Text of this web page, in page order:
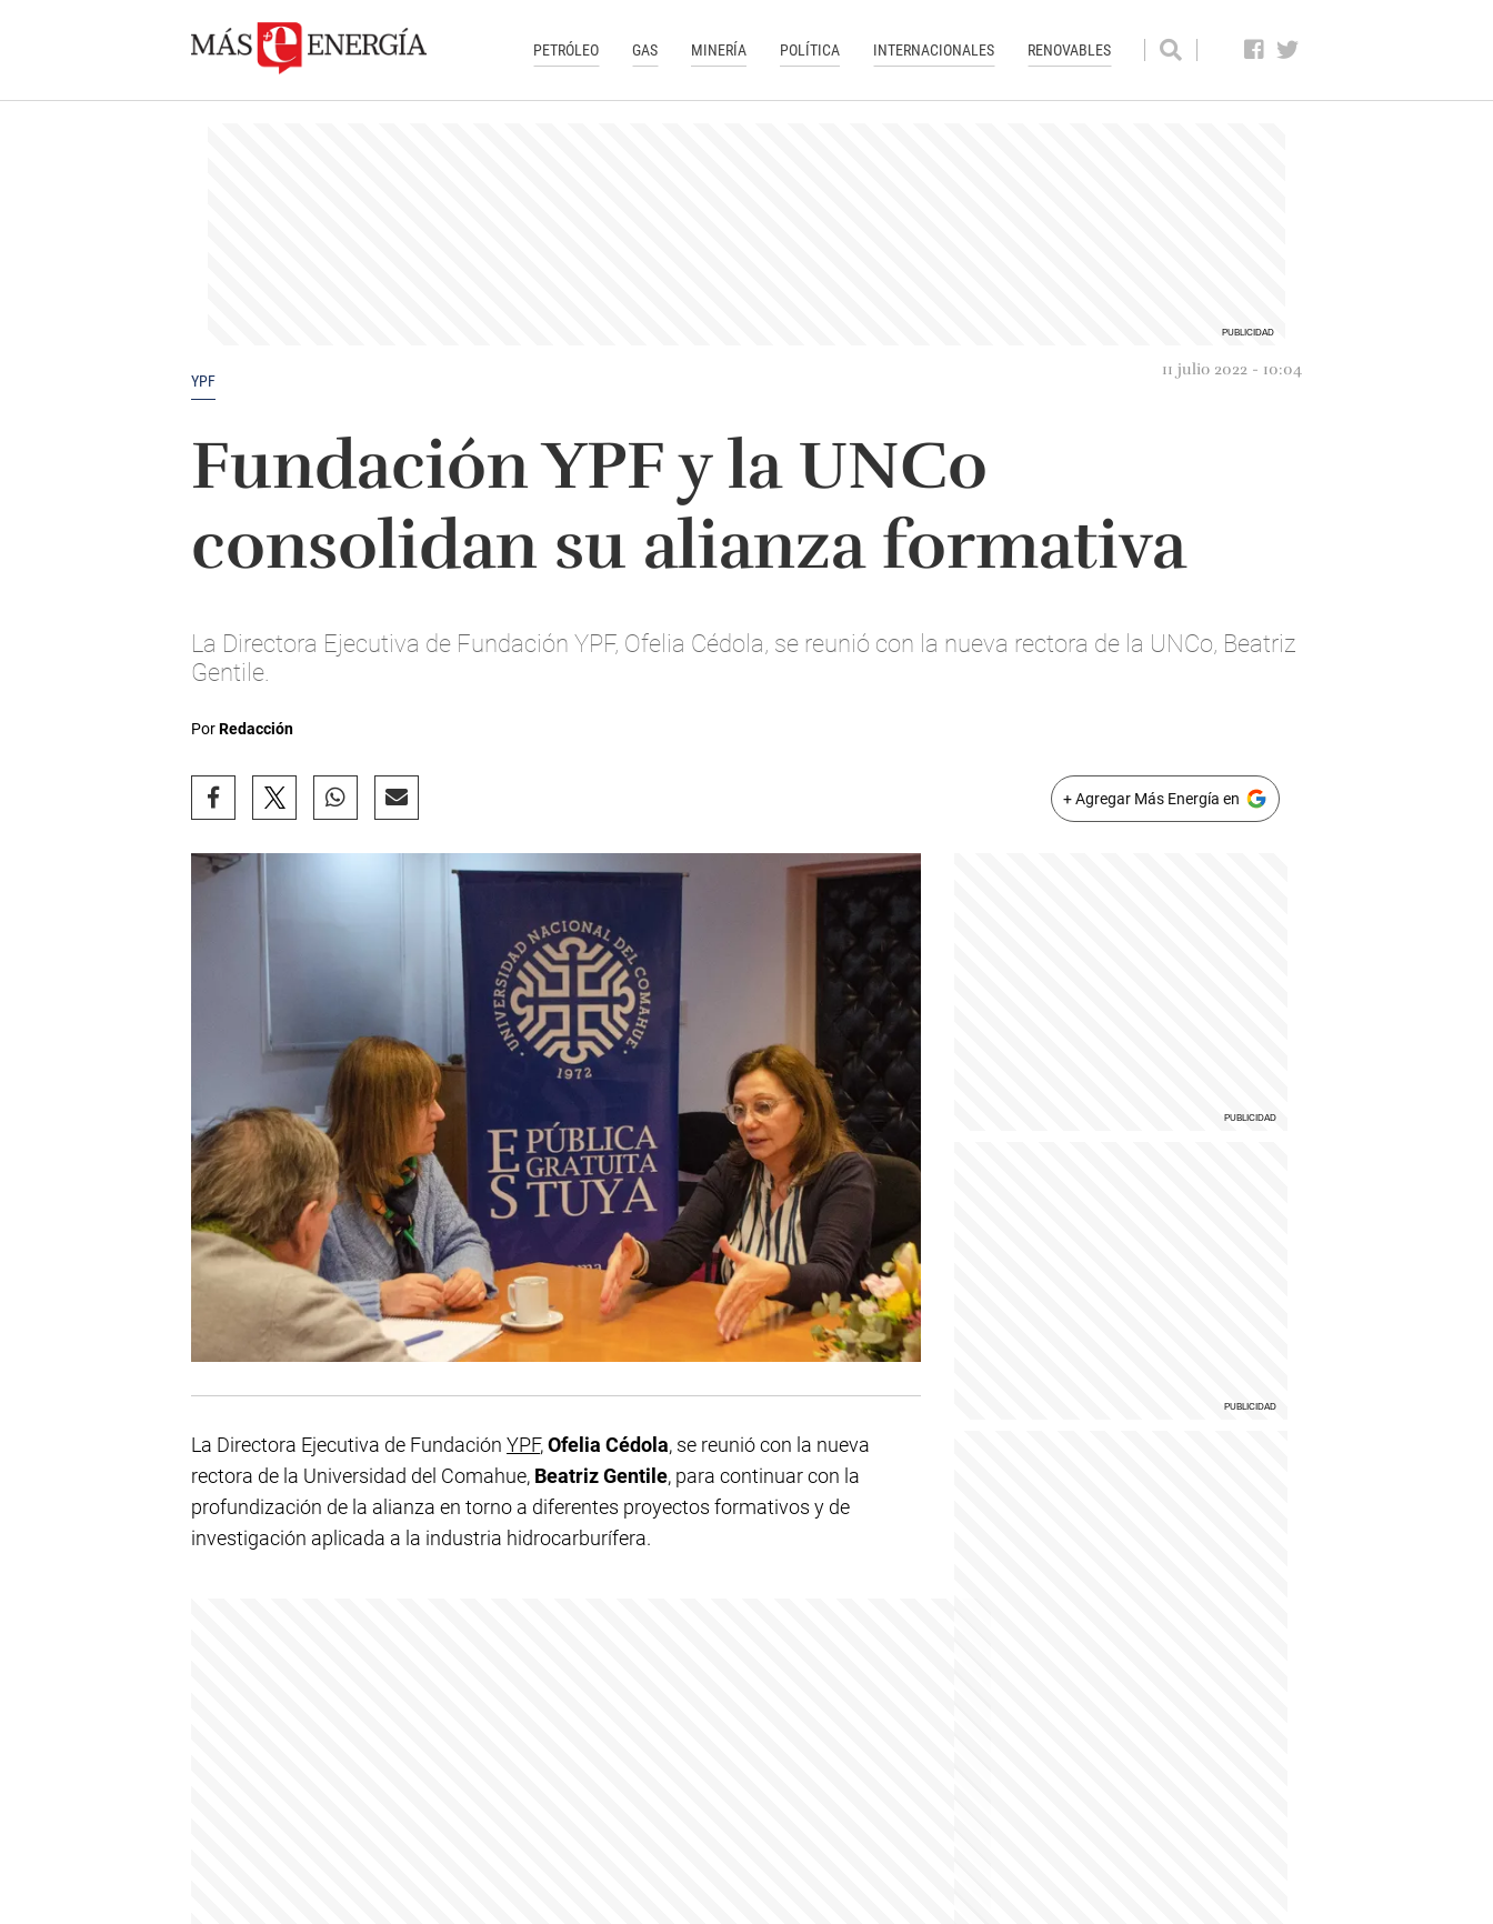
PETRÓLEO GAS MINERÍA POLÍTICA INTERNACIONALES RENOVABLES
YPF
11 julio 2022 - 10:04
Fundación YPF y la UNCo
consolidan su alianza formativa
La Directora Ejecutiva de Fundación YPF, Ofelia Cédola, se reunió con la nueva rectora de la UNCo, Beatriz
Gentile.
PorRedacción
+ Agregar Más Energía en
La Directora Ejecutiva de Fundación YPF,Ofelia Cédola, se reunió con la nueva
rectora de la Universidad del Comahue, Beatriz Gentile, para continuar con la
profundización de la alianza en torno a diferentes proyectos formativos y de
investigación aplicada a la industria hidrocarburífera.